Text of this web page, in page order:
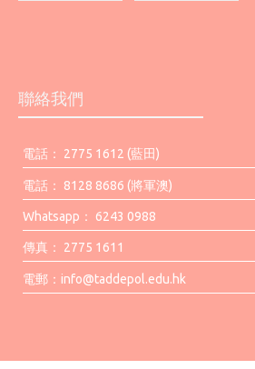
聯絡我們
電話： 2775 1612 (藍田)
電話： 8128 8686 (將軍澳)
Whatsapp： 6243 0988
傳真： 2775 1611
電郵： info@taddepol.edu.hk